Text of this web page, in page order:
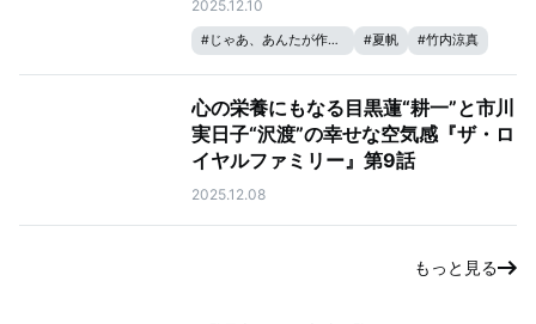
2025.12.10
#じゃあ、あんたが作ってみろよ #夏帆 #竹内涼真
心の栄養にもなる目黒蓮“耕一”と市川
実日子“沢渡”の幸せな空気感『ザ・ロ
イヤルファミリー』第9話
2025.12.08
もっと見る